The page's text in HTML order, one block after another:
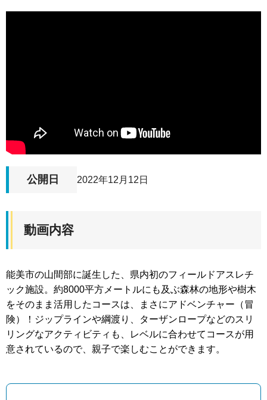
公開日 2022年12月12日
動画内容
能美市の山間部に誕生した、県内初のフィールドアスレチ
ック施設。約8000平方メートルにも及ぶ森林の地形や樹木
をそのまま活用したコースは、まさにアドベンチャー（冒
険）！ジップラインや綱渡り、ターザンロープなどのスリ
リングなアクティビティも、レベルに合わせてコースが用
意されているので、親子で楽しむことができます。